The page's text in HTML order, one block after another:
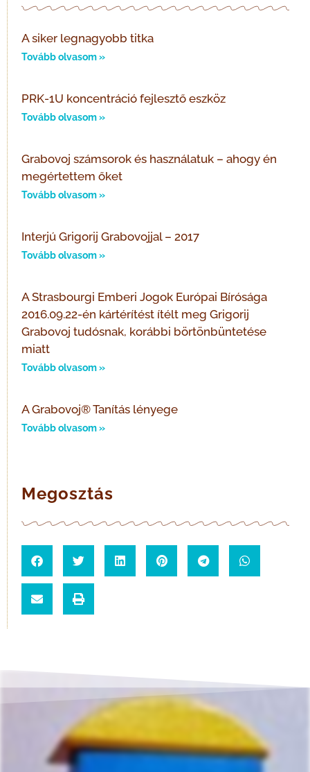
A siker legnagyobb titka
Tovább olvasom »
PRK-1U koncentráció fejlesztő eszköz
Tovább olvasom »
Grabovoj számsorok és használatuk – ahogy én
megértettem őket
Tovább olvasom »
Interjú Grigorij Grabovojjal – 2017
Tovább olvasom »
A Strasbourgi Emberi Jogok Európai Bírósága
2016.09.22-én kártérítést ítélt meg Grigorij
Grabovoj tudósnak, korábbi börtönbüntetése
miatt
Tovább olvasom »
A Grabovoj® Tanítás lényege
Tovább olvasom »
Megosztás